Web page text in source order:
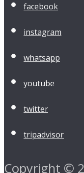
facebook
instagram
whatsapp
youtube
twitter
tripadvisor
Copyright ©